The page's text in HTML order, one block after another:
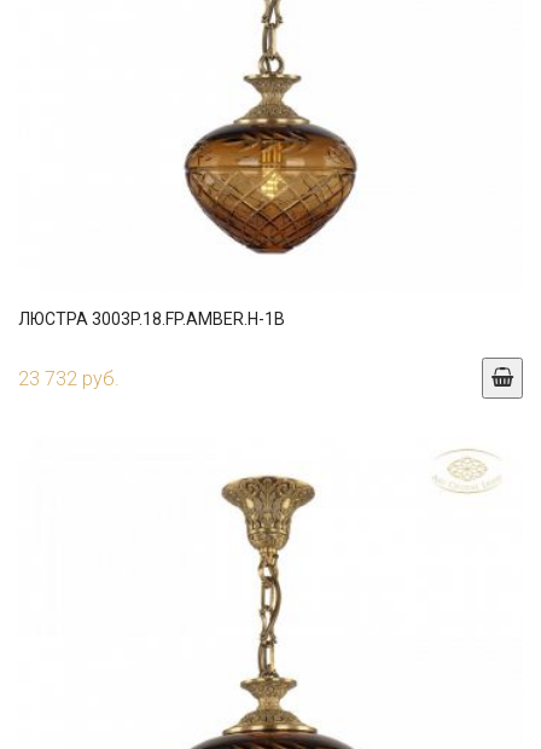
ЛЮСТРА 3003P.18.FP.AMBER.H-1B
23 732 руб.